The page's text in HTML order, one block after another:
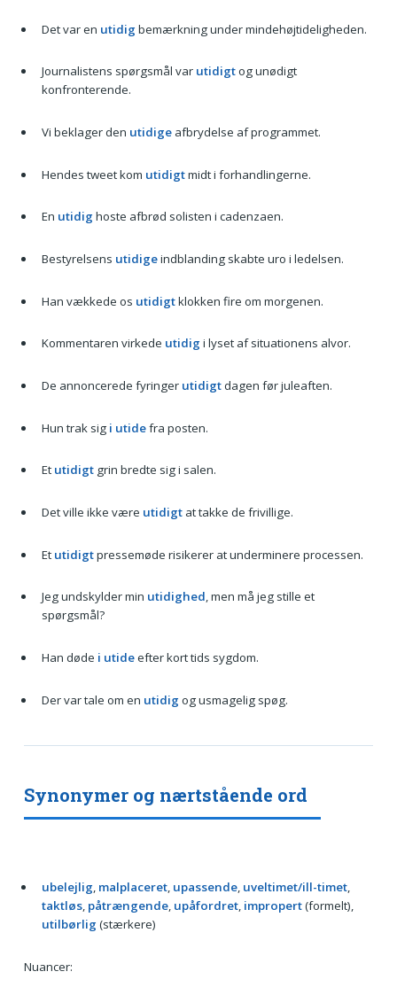
Det var en utidig bemærkning under mindehøjtideligheden.
Journalistens spørgsmål var utidigtog unødigt
konfronterende.
Vi beklager den utidigeafbrydelse af programmet.
Hendes tweet kom utidigtmidt i forhandlingerne.
En utidig hoste afbrød solisten i cadenzaen.
Bestyrelsens utidigeindblanding skabte uro i ledelsen.
Han vækkede os utidigtklokken fire om morgenen.
Kommentaren virkede utidig i lyset af situationens alvor.
De annoncerede fyringer utidigtdagen før juleaften.
Hun trak sig i utidefra posten.
Et utidigtgrin bredte sig i salen.
Det ville ikke være utidigtat takke de frivillige.
Et utidigtpressemøde risikerer at underminere processen.
Jeg undskylder min utidighed, men må jeg stille et
spørgsmål?
Han døde i utideefter kort tids sygdom.
Der var tale om en utidig og usmagelig spøg.
Synonymer og nærtstående ord
ubelejlig, malplaceret, upassende, uveltimet/ill-timet,
taktløs, påtrængende, upåfordret, impropert(formelt),
utilbørlig (stærkere)
Nuancer: